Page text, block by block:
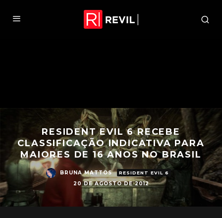
RESIDENT EVIL 6 RECEBE
CLASSIFICAÇÃO INDICATIVA PARA
MAIORES DE 16 ANOS NO BRASIL
BRUNA MATTOS RESIDENT EVIL 6
20 DE AGOSTO DE 2012